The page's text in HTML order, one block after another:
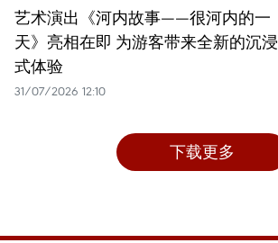
艺术演出《河内故事——很河内的一
天》亮相在即 为游客带来全新的沉浸
式体验
31/07/2026 12:10
下载更多